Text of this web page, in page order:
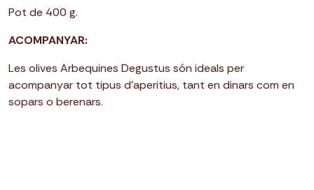
Pot de 400 g.
ACOMPANYAR:
Les olives Arbequines Degustus són ideals per
acompanyar tot tipus d’aperitius, tant en dinars com en
sopars o berenars.